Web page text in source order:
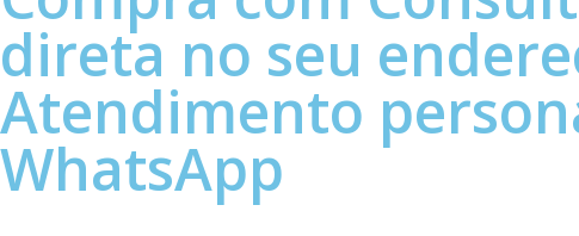
direta no seu
Atendimento
WhatsApp